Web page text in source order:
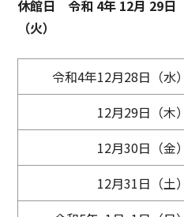
休館日
令和 4年 12月 29日
（火）
令和4年12月28日（水）
12月29日（木）
12月30日（金）
12月31日（土）